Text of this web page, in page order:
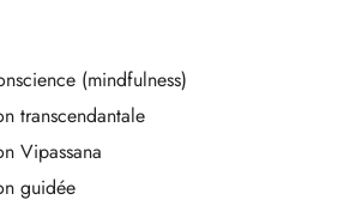
(mindfulness)
transcendantale
Vipassana
guidée